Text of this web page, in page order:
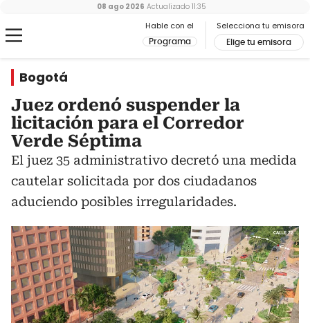
Hable con el
Programa
Selecciona tu emisora
Elige tu emisora
08 ago 2026 Actualizado 11:35
Bogotá
Juez ordenó suspender la
licitación para el Corredor
Verde Séptima
El juez 35 administrativo decretó una medida
cautelar solicitada por dos ciudadanos
aduciendo posibles irregularidades.